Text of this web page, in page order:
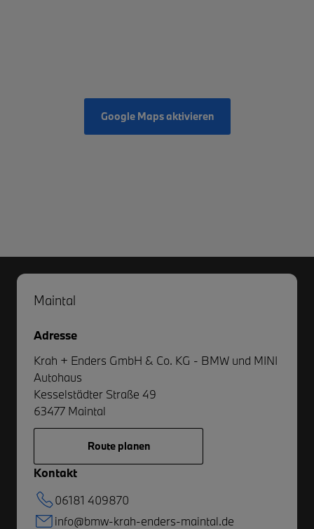
Google Maps aktivieren
Maintal
Adresse
Krah + Enders GmbH & Co. KG - BMW und MINI
Autohaus
Kesselstädter Straße 49
63477 Maintal
Route planen
Kontakt
06181 409870
info@bmw-krah-enders-maintal.de